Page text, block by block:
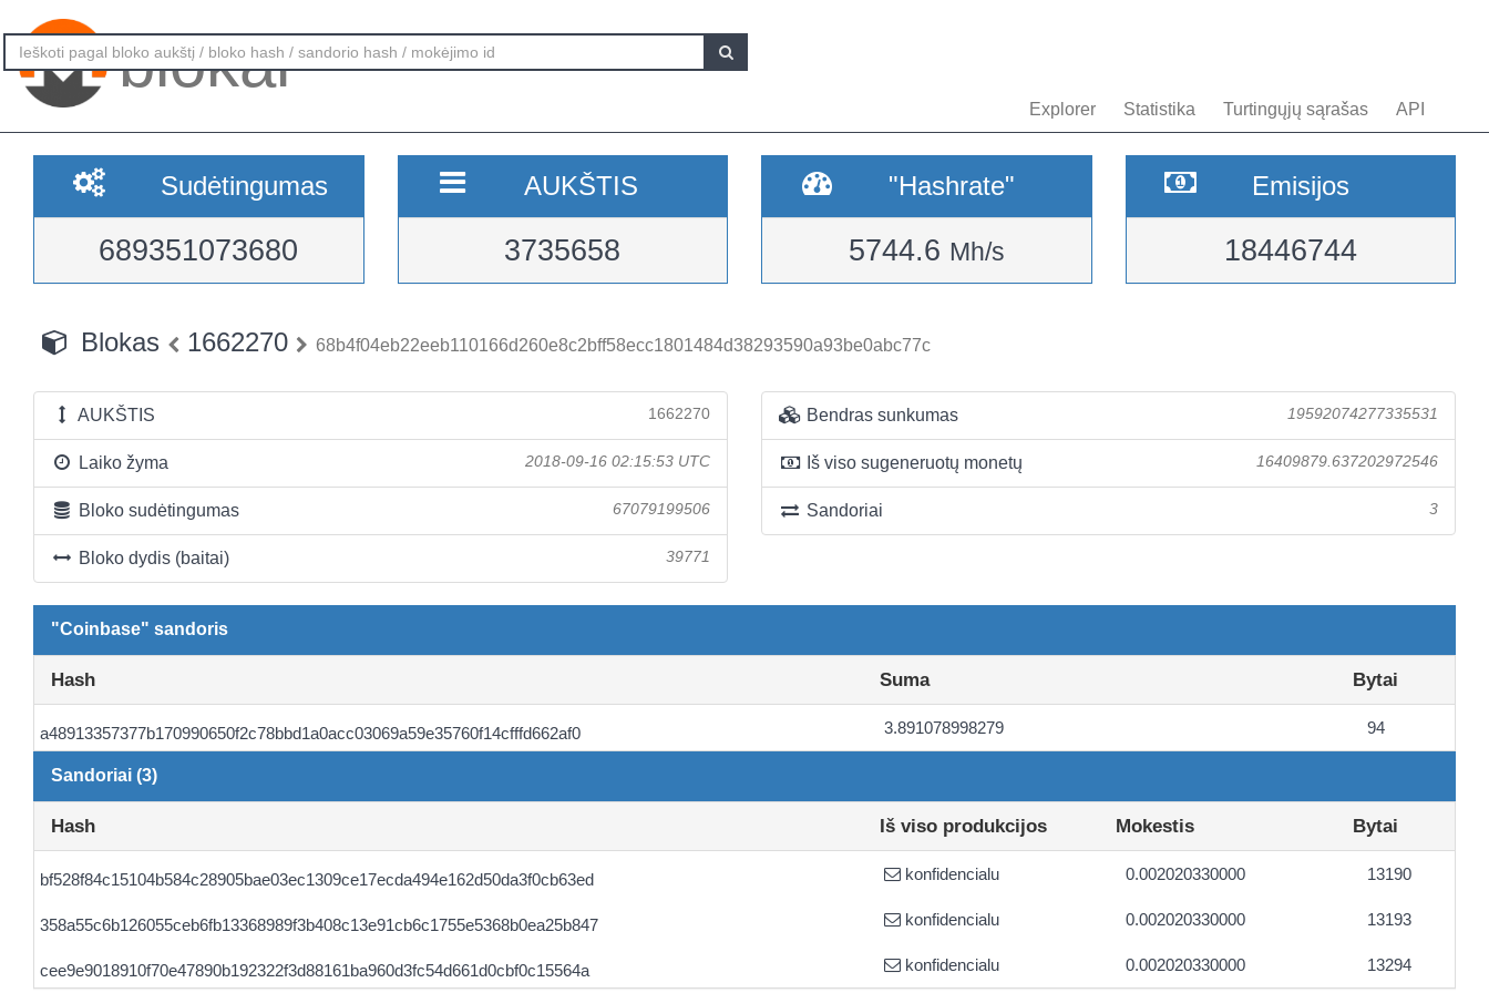
blokai
Explorer Statistika Turtingųjų sąrašas API
Sudėtingumas
689351073680
AUKŠTIS
3735658
"Hashrate"
5744.6 Mh/s
Emisijos
18446744
Blokas 1662270 68b4f04eb22eeb110166d260e8c2bff58ecc1801484d38293590a93be0abc77c
AUKŠTIS 1662270
Laiko žyma 2018-09-16 02:15:53 UTC
Bloko sudėtingumas 67079199506
Bloko dydis (baitai) 39771
Bendras sunkumas 19592074277335531
Iš viso sugeneruotų monetų 16409879.637202972546
Sandoriai 3
"Coinbase" sandoris
Hash Suma Bytai
a48913357377b170990650f2c78bbd1a0acc03069a59e35760f14cfffd662af0 3.891078998279 94
Sandoriai (3)
Hash Iš viso produkcijos Mokestis Bytai
bf528f84c15104b584c28905bae03ec1309ce17ecda494e162d50da3f0cb63ed konfidencialu 0.002020330000 13190
358a55c6b126055ceb6fb13368989f3b408c13e91cb6c1755e5368b0ea25b847 konfidencialu 0.002020330000 13193
cee9e9018910f70e47890b192322f3d88161ba960d3fc54d661d0cbf0c15564a konfidencialu 0.002020330000 13294